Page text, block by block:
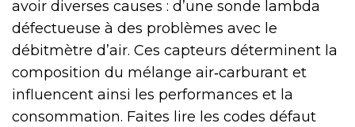
avoir diverses causes : d’une sonde lambda
défectueuse à des problèmes avec le
débitmètre d’air. Ces capteurs déterminent la
composition du mélange air‑carburant et
influencent ainsi les performances et la
consommation. Faites lire les codes défaut